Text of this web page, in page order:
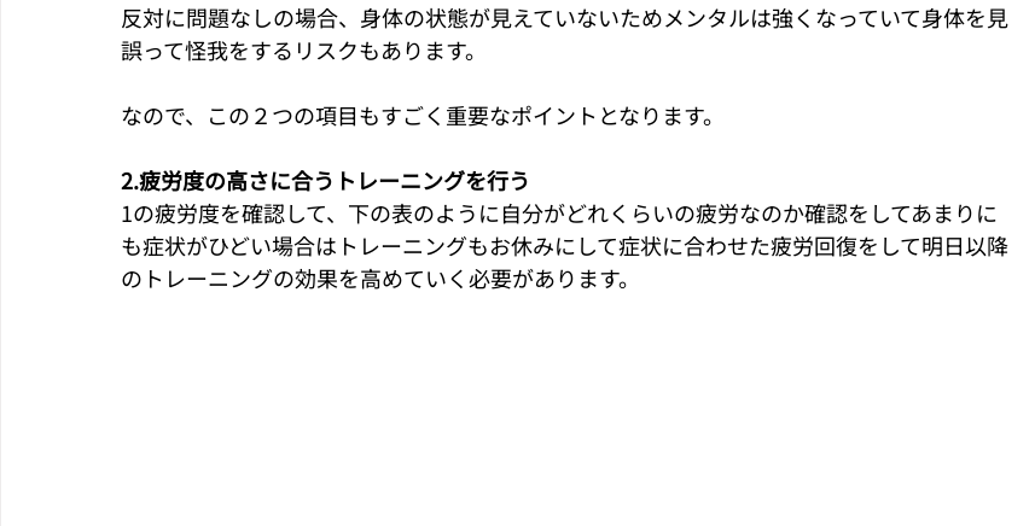
反対に問題なしの場合、身体の状態が見えていないためメンタルは強くなっていて身体を見
誤って怪我をするリスクもあります。
なので、この２つの項目もすごく重要なポイントとなります。
2.疲労度の高さに合うトレーニングを行う
1の疲労度を確認して、下の表のように自分がどれくらいの疲労なのか確認をしてあまりに
も症状がひどい場合はトレーニングもお休みにして症状に合わせた疲労回復をして明日以降
のトレーニングの効果を高めていく必要があります。